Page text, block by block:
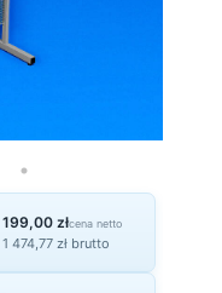
199,00 złcena netto
1 474,77 zł brutto